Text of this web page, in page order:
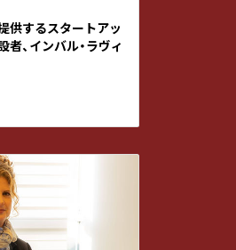
供するスタートアッ
、インバル・ラヴィ